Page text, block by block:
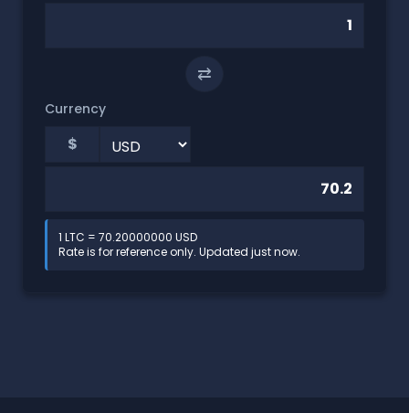
⇄
Currency
$
1 LTC = 70.20000000 USD
Rate is for reference only. Updated just now.